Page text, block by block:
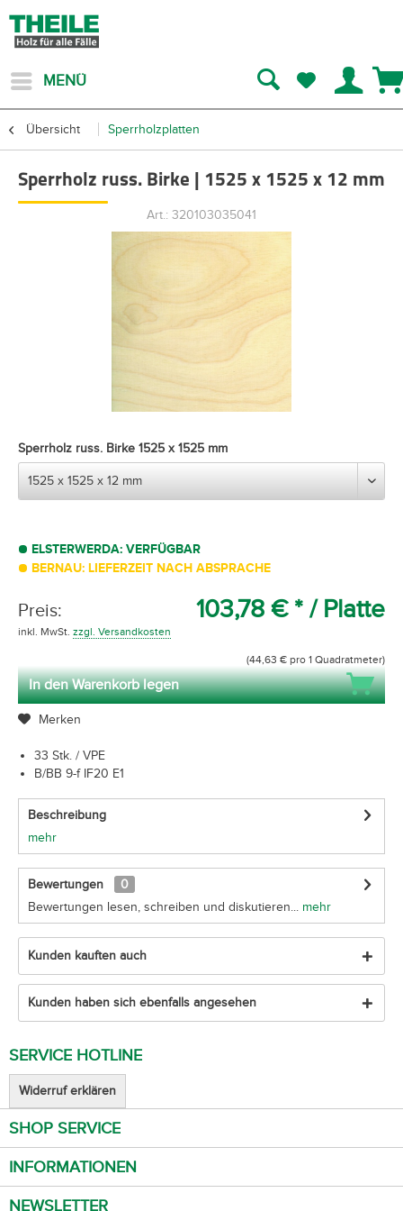
MENÜ
Übersicht Sperrholzplatten
Sperrholz russ. Birke | 1525 x 1525 x 12 mm
Art.: 320103035041
Sperrholz russ. Birke 1525 x 1525 mm
ELSTERWERDA: VERFÜGBAR
BERNAU: LIEFERZEIT NACH ABSPRACHE
Preis: 103,78 € * / Platte
inkl. MwSt. zzgl. Versandkosten
(44,63 € pro 1 Quadratmeter)
In den Warenkorb legen
Merken
33 Stk. / VPE
B/BB 9-f IF20 E1
Beschreibung
mehr
Bewertungen
0
Bewertungen lesen, schreiben und diskutieren... mehr
Kunden kauften auch
Kunden haben sich ebenfalls angesehen
SERVICE HOTLINE
Widerruf erklären
SHOP SERVICE
INFORMATIONEN
NEWSLETTER